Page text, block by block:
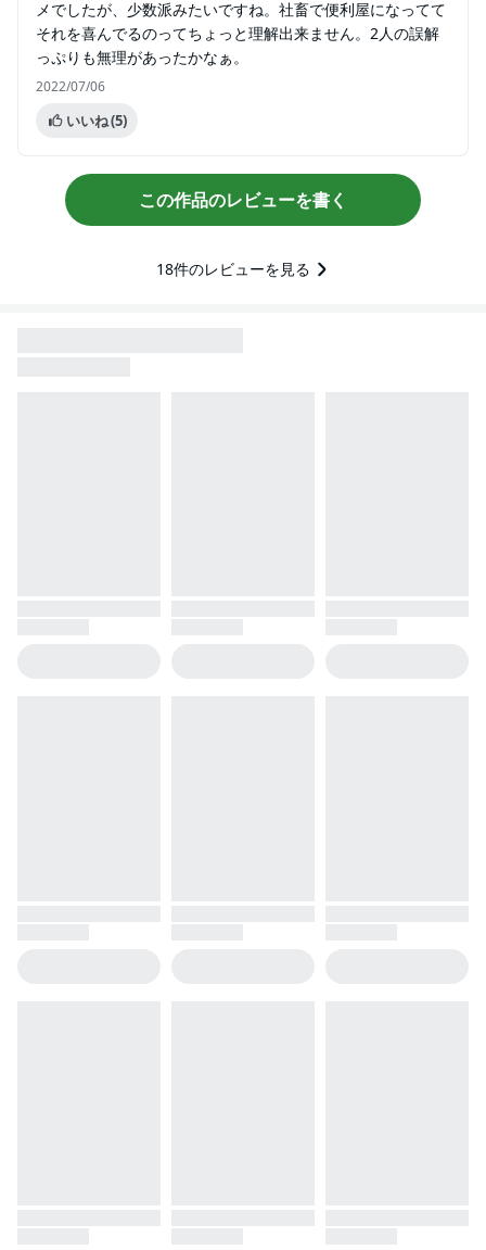
メでしたが、少数派みたいですね。社畜で便利屋になってて
それを喜んでるのってちょっと理解出来ません。2人の誤解
っぷりも無理があったかなぁ。
2022/07/06
いいね(5)
この作品のレビューを書く
18件のレビューを見る